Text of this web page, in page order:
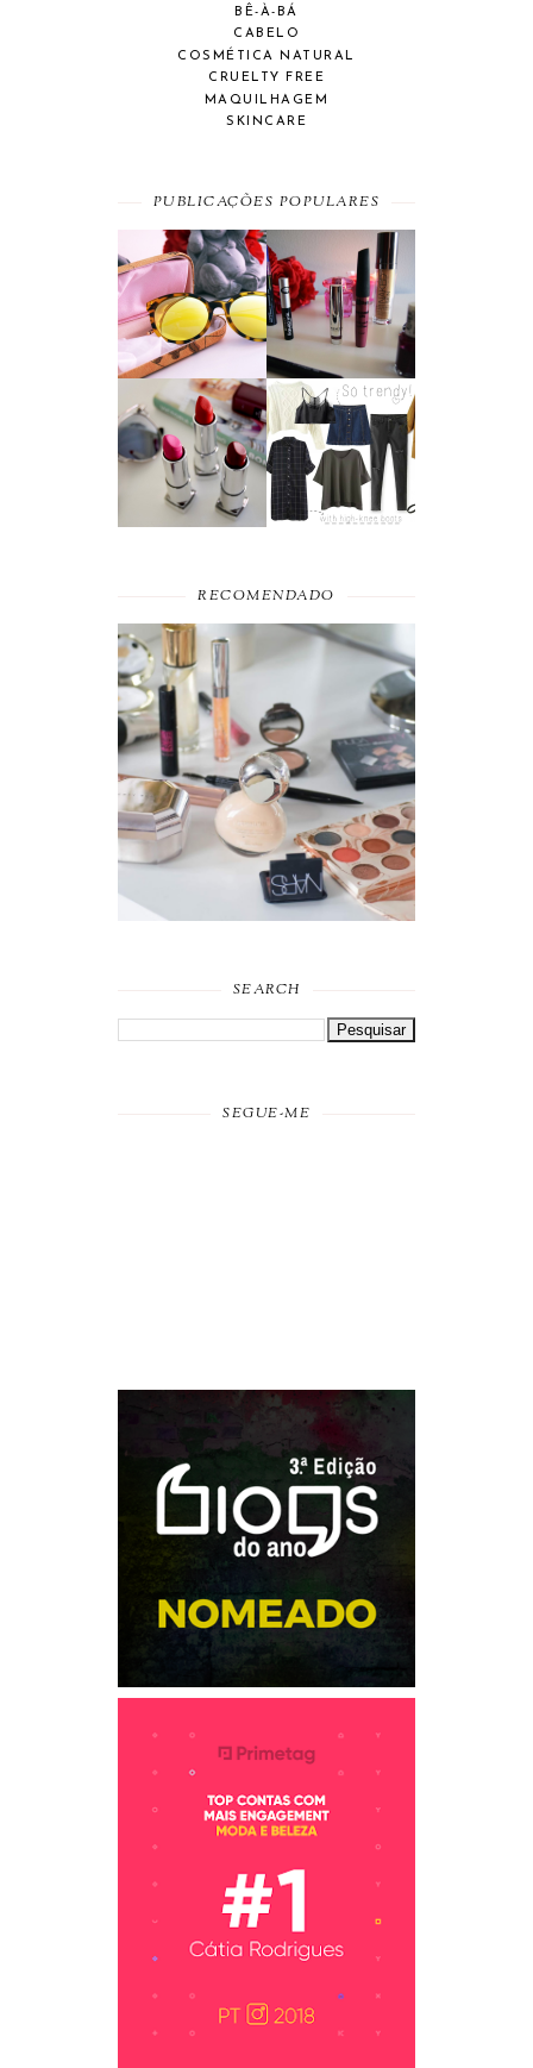
BÊ-À-BÁ
CABELO
COSMÉTICA NATURAL
CRUELTY FREE
MAQUILHAGEM
SKINCARE
PUBLICAÇÕES POPULARES
SUMMER
ESSENTIAL
BEAUTY
FAVORITES
A MAYBELLINE
AFFAIR
MOST WANTED
#SEPTEMBER
RECOMENDADO
FAVORITOS DE
MAQUILHAGEM 2019
SEARCH
SEGUE-ME